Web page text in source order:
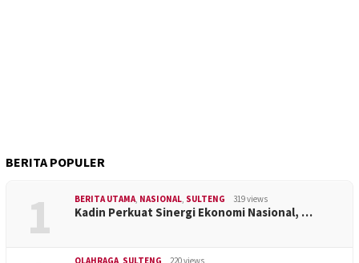
BERITA POPULER
1 BERITA UTAMA, NASIONAL, SULTENG 319 views
Kadin Perkuat Sinergi Ekonomi Nasional, …
OLAHRAGA, SULTENG 220 views